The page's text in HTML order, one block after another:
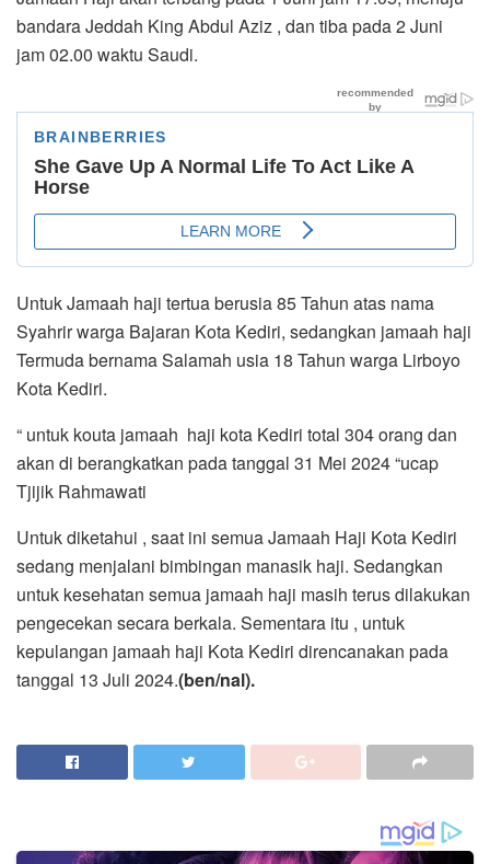
bandara Jeddah King Abdul Aziz , dan tiba pada 2 Juni
jam 02.00 waktu Saudi.
Untuk Jamaah haji tertua berusia 85 Tahun atas nama
Syahrir warga Bajaran Kota Kediri, sedangkan jamaah haji
Termuda bernama Salamah usia 18 Tahun warga Lirboyo
Kota Kediri.
“ untuk kouta jamaah haji kota Kediri total 304 orang dan
akan di berangkatkan pada tanggal 31 Mei 2024 “ucap
Tjijik Rahmawati
Untuk diketahui , saat ini semua Jamaah Haji Kota Kediri
sedang menjalani bimbingan manasik haji. Sedangkan
untuk kesehatan semua jamaah haji masih terus dilakukan
pengecekan secara berkala. Sementara itu , untuk
kepulangan jamaah haji Kota Kediri direncanakan pada
tanggal 13 Juli 2024.(ben/nal).